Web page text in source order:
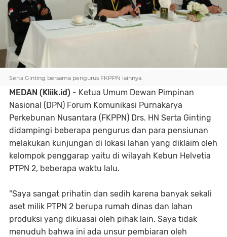
Serta Ginting bersama pengurus FKPPN lainnya.
MEDAN (Kliik.id) - Ketua Umum Dewan Pimpinan
Nasional (DPN) Forum Komunikasi Purnakarya
Perkebunan Nusantara (FKPPN) Drs. HN Serta Ginting
didampingi beberapa pengurus dan para pensiunan
melakukan kunjungan di lokasi lahan yang diklaim oleh
kelompok penggarap yaitu di wilayah Kebun Helvetia
PTPN 2, beberapa waktu lalu.
"Saya sangat prihatin dan sedih karena banyak sekali
aset milik PTPN 2 berupa rumah dinas dan lahan
produksi yang dikuasai oleh pihak lain. Saya tidak
menuduh bahwa ini ada unsur pembiaran oleh